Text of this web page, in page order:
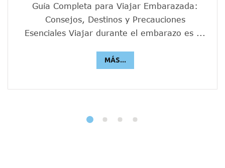
Guía Completa para Viajar Embarazada:
Consejos, Destinos y Precauciones
Esenciales Viajar durante el embarazo es ...
MÁS...